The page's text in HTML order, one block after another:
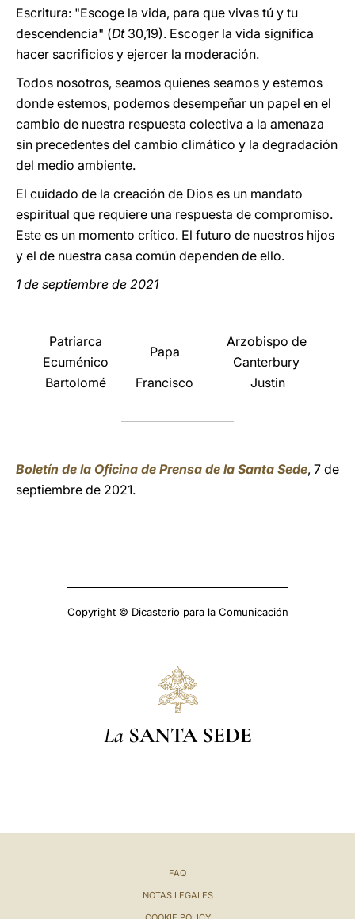
Escritura: "Escoge la vida, para que vivas tú y tu
descendencia" (Dt30,19). Escoger la vida significa
hacer sacrificios y ejercer la moderación.
Todos nosotros, seamos quienes seamos y estemos
donde estemos, podemos desempeñar un papel en el
cambio de nuestra respuesta colectiva a la amenaza
sin precedentes del cambio climático y la degradación
del medio ambiente.
El cuidado de la creación de Dios es un mandato
espiritual que requiere una respuesta de compromiso.
Este es un momento crítico. El futuro de nuestros hijos
y el de nuestra casa común dependen de ello.
1 de septiembre de 2021
Patriarca
Ecuménico
Papa
Arzobispo de
Canterbury
Bartolomé
Francisco Justin
Boletín de la Oficina de Prensa de la Santa Sede, 7 de
septiembre de 2021.
Copyright © Dicasterio para la Comunicación
La SANTA SEDE
FAQ
NOTAS LEGALES